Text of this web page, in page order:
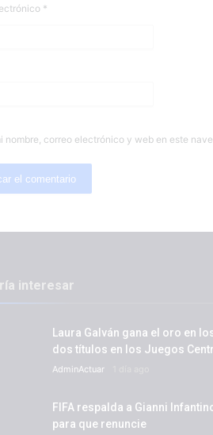
*
nombre, correo electrónico y web en este
interesar
Laura Galván gana el oro en
dos títulos en los Juegos
AdminActuar
FIFA respalda a Gianni
para que renuncie